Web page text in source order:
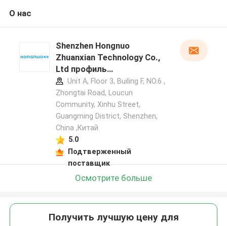
О нас
Shenzhen Hongnuo
Zhuanxian Technology Co.,
Ltd профиль
производителя
Unit A, Floor 3, Builing F, NO.6 ,
Zhongtai Road, Loucun
Community, Xinhu Street,
Guangming District, Shenzhen,
China ,Китай
5.0
Подтверженный
поставщик
Осмотрите больше
Получить лучшую цену для